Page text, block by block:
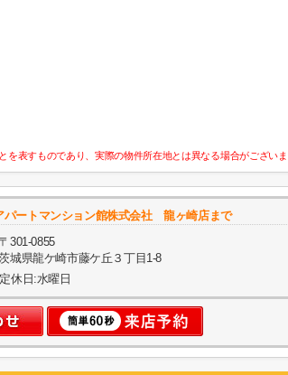
表すものであり、実際の物件所在地とは異なる場合がございま
パートマンション館株式会社 龍ヶ崎店まで
301-0855
城県龍ケ崎市藤ケ丘３丁目1-8
休日:水曜日